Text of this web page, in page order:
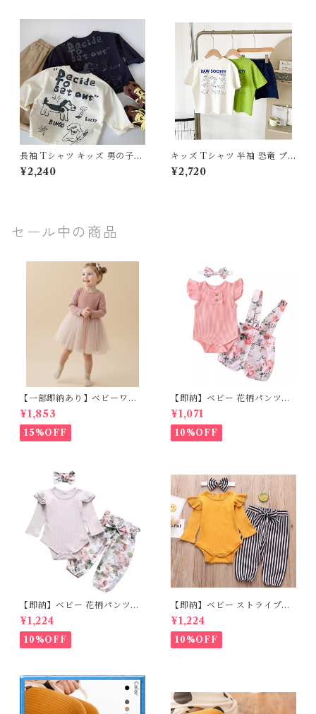
お出かけ 綿 コットン おしゃれ
長袖 Tシャツ キッズ 男の子
綿100% ワンちゃん プリント
ロンT 春 秋 トップス 子供服
¥2,240
キッズ Tシャツ 半袖 恐竜 プ
リント 綿100% 男の子 韓国子
供服 配色 切り替え トップス
¥2,720
セール中の商品
【一部即納あり】ベビーワン
ピース 星柄ラメ チュール ベビ
ー服 写真撮影 子供服 フリル
チュール 女の子 秋冬 春服 セ
レモニードレス 新生児 お宮参
0 80 90 100 110cm
¥1,853
15%OFF
【即納】ベビー 花柄パンツ&
フリルロンパースset＋ヘッド
バンド 3点セット☆女の子 フ
ェミニン 90㎝
¥1,071
10%OFF
【即納】ベビー 花柄パンツ&
ロンパースset＋ヘッドバンド
3点セット☆女の子 フェミニン
80cm
¥1,224
10%OFF
【即納】ベビー ストライプパ
ンツ&フリルロンパースset＋
ヘッドバンド 3点セット☆女の
子 マニッシュ 80㎝
¥1,224
10%OFF